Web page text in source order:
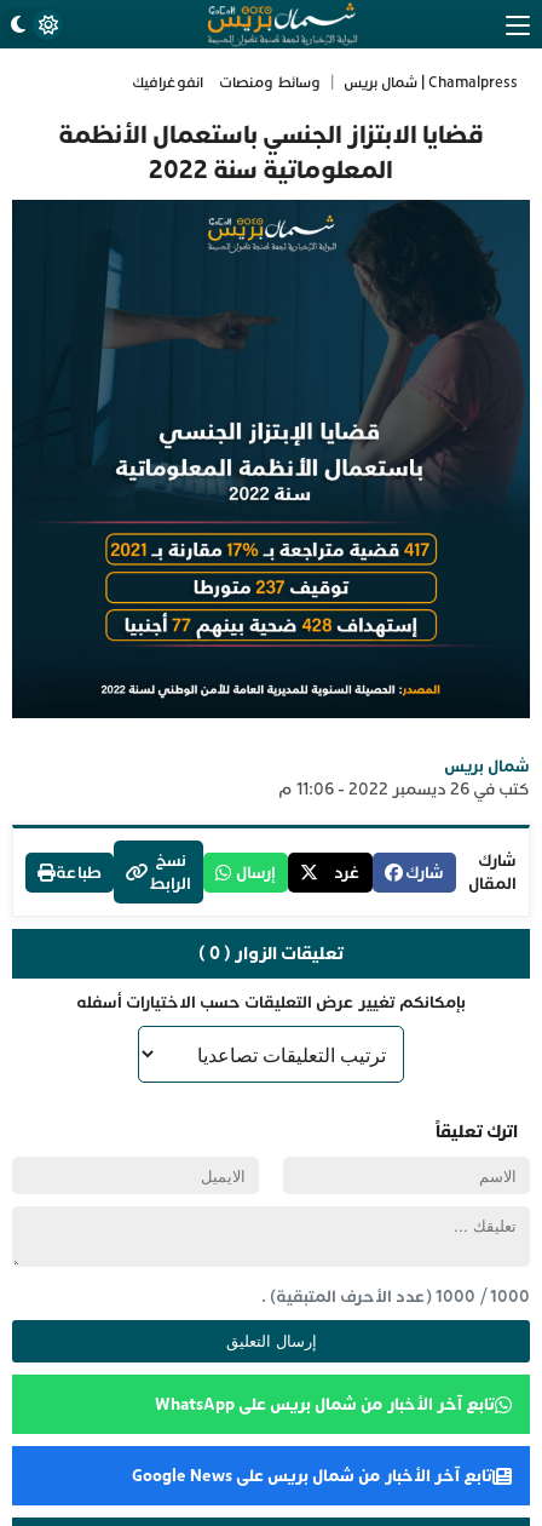
Chamalpress | شمال بريس وسائط ومنصات انفوغرافيك
قضايا الابتزاز الجنسي باستعمال الأنظمة
المعلوماتية سنة 2022
شمال بريس
كتب في 26 ديسمبر 2022 - 11:06 م
شارك
المقال
شارك غرد إرسال
نسخ
الرابط
طباعة
تعليقات الزوار ( 0 )
بإمكانكم تغيير عرض التعليقات حسب الاختيارات أسفله
اترك تعليقاً
1000
/
1000(عدد الأحرف المتبقية) .
تابع آخر الأخبار من شمال بريس على WhatsApp
تابع آخر الأخبار من شمال بريس على Google News